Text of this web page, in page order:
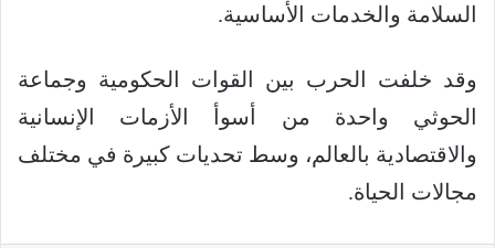
السلامة والخدمات الأساسية.
وقد خلفت الحرب بين القوات الحكومية وجماعة
الحوثي واحدة من أسوأ الأزمات الإنسانية
والاقتصادية بالعالم، وسط تحديات كبيرة في مختلف
مجالات الحياة.